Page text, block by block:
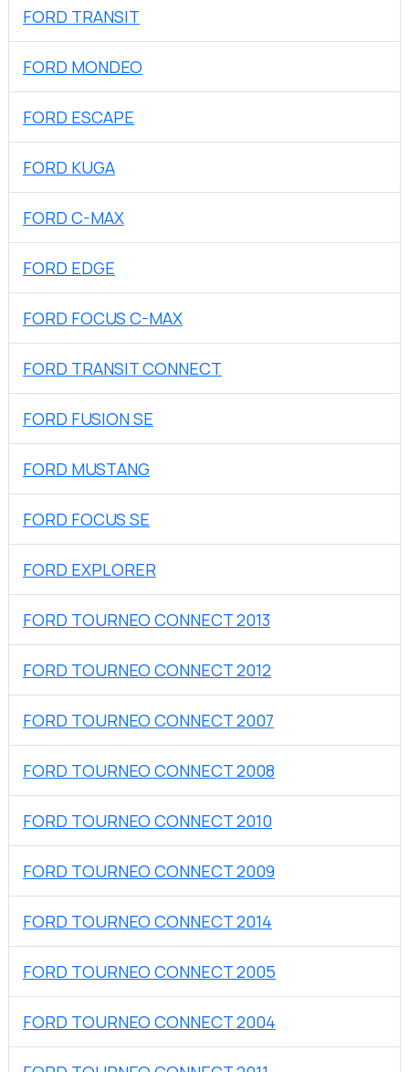
FORD TRANSIT
FORD MONDEO
FORD ESCAPE
FORD KUGA
FORD C-MAX
FORD EDGE
FORD FOCUS C-MAX
FORD TRANSIT CONNECT
FORD FUSION SE
FORD MUSTANG
FORD FOCUS SE
FORD EXPLORER
FORD TOURNEO CONNECT 2013
FORD TOURNEO CONNECT 2012
FORD TOURNEO CONNECT 2007
FORD TOURNEO CONNECT 2008
FORD TOURNEO CONNECT 2010
FORD TOURNEO CONNECT 2009
FORD TOURNEO CONNECT 2014
FORD TOURNEO CONNECT 2005
FORD TOURNEO CONNECT 2004